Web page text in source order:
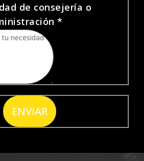
de consejería o
*
ENVIAR